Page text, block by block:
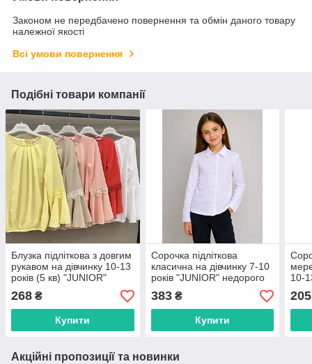
Законом не передбачено повернення та обмін даного товару
належної якості
Всі умови повернення
Подібні товари компанії
Блузка підліткова з довгим
рукавом на дівчинку 10-13
років (5 кв) "JUNIOR"
недорого від прямого
постачальника
268 ₴
Купити
Сорочка підліткова
класична на дівчинку 7-10
років "JUNIOR" недорого
від прямого
постачальника
383₴
Купити
10-
205
Акційні пропозиції та новинки